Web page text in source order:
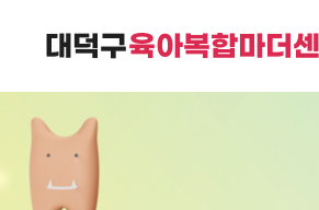
대덕구육아복합마더